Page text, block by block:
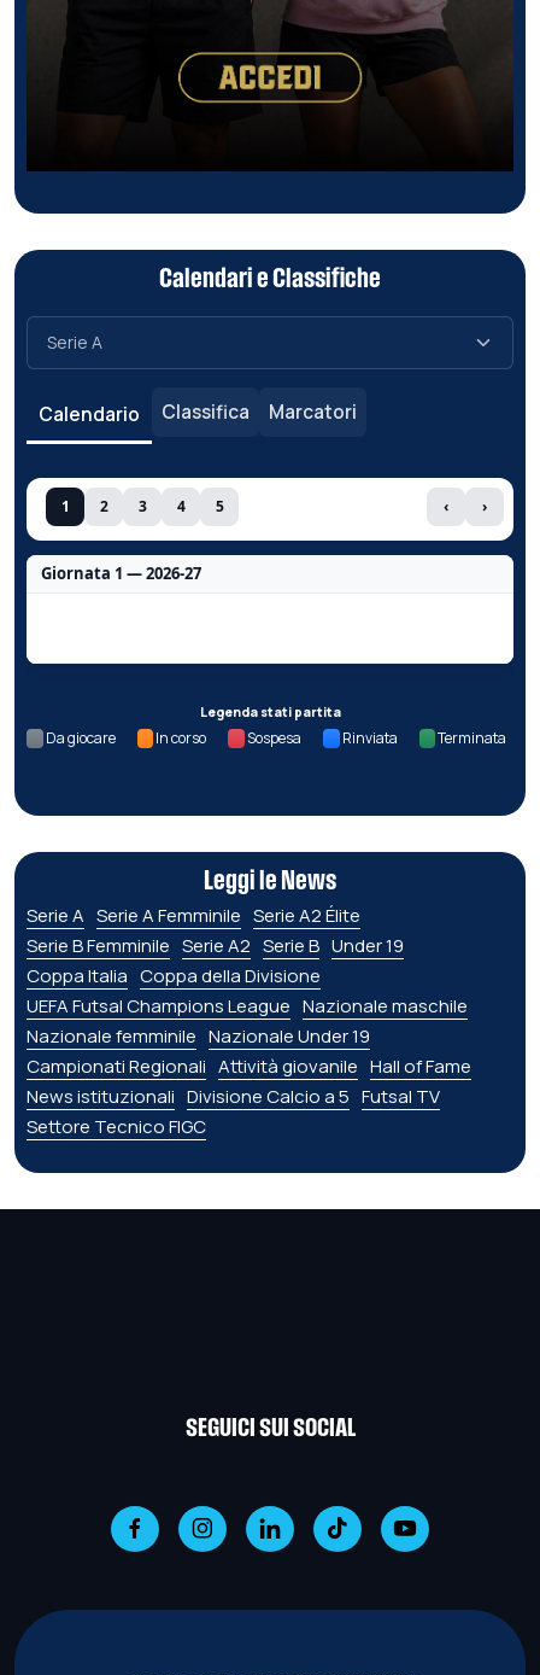
Calendari e Classifiche
Calendario Classifica Marcatori
1 2 3 4 5 ‹ ›
Giornata 1 — 2026-27
Legenda stati partita
Da giocare In corso Sospesa Rinviata Terminata
Leggi le News
Serie A Serie A Femminile Serie A2 Élite
Serie B Femminile Serie A2 Serie B Under 19
Coppa Italia Coppa della Divisione
UEFA Futsal Champions League Nazionale maschile
Nazionale femminile Nazionale Under 19
Campionati Regionali Attività giovanile Hall of Fame
News istituzionali Divisione Calcio a 5 Futsal TV
Settore Tecnico FIGC
SEGUICI SUI SOCIAL